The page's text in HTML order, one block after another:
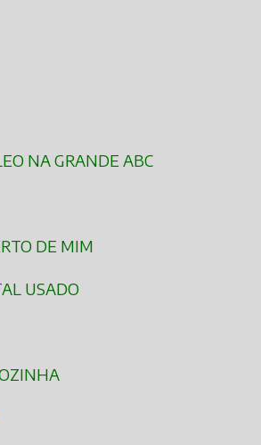
NA GRANDE ABC
DE MIM
USADO